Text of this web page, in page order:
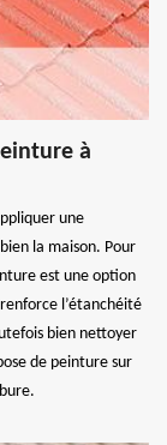
à
une
la maison. Pour
est une option
l’étanchéité
bien nettoyer
de peinture sur